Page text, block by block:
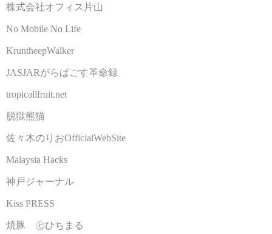
株式会社オフィス片山
No Mobile No Life
KruntheepWalker
JASJARがらぱごす革命録
tropicallfruit.net
脱獄熊猫
佐々木のりおOfficialWebSite
Malaysia Hacks
神戸ジャーナル
Kiss PRESS
焼豚 ㊆ひちまる